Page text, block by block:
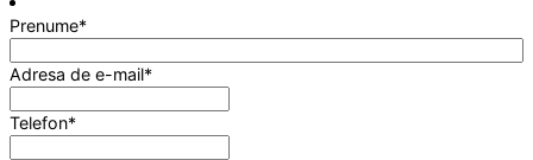
Prenume*
Adresa de e-mail*
Telefon*